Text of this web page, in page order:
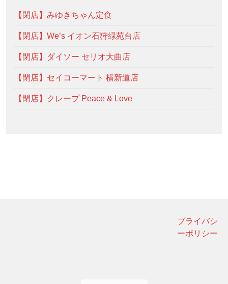
【閉店】みゆきちゃん定食
【閉店】We’s イオン石狩緑苑台店
【閉店】ダイソー セリオ大曲店
【閉店】セイコーマート 横新道店
【閉店】クレープ Peace & Love
プライバシ
ーポリシー